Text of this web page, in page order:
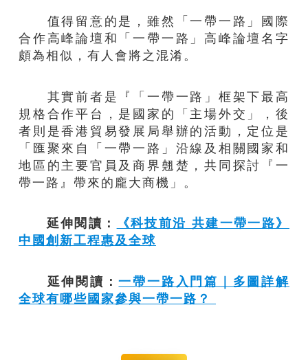
值得留意的是，雖然「一帶一路」國際
合作高峰論壇和「一帶一路」高峰論壇名字
頗為相似，有人會將之混淆。
其實前者是『「一帶一路」框架下最高
規格合作平台，是國家的「主場外交」，後
者則是香港貿易發展局舉辦的活動，定位是
「匯聚來自「一帶一路」沿線及相關國家和
地區的主要官員及商界翹楚，共同探討『一
帶一路』帶來的龐大商機」。
延伸閱讀：
《科技前沿 共建一帶一路》
中國創新工程惠及全球
延伸閱讀：一帶一路入門篇｜多圖詳解
全球有哪些國家參與一帶一路？